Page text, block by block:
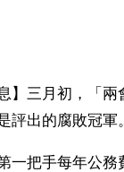
】三月初，「
評出的腐敗冠軍。
一把手每年公